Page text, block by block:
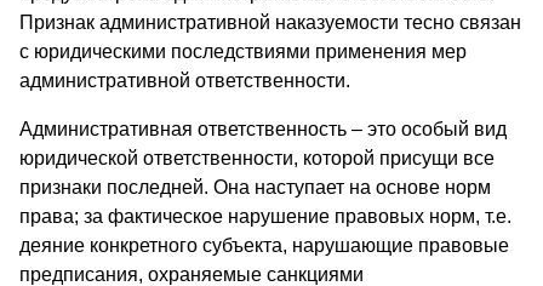
Признак административной наказуемости тесно связан
с юридическими последствиями применения мер
административной ответственности.
Административная ответственность – это особый вид
юридической ответственности, которой присущи все
признаки последней. Она наступает на основе норм
права; за фактическое нарушение правовых норм, т.е.
деяние конкретного субъекта, нарушающие правовые
предписания, охраняемые санкциями